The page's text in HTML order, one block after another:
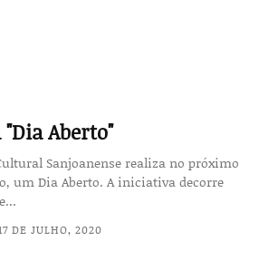
Aberto"
San­joanense realiza no próximo
um Dia Aberto. A ini­ciativa decorre
DE JULHO, 2020